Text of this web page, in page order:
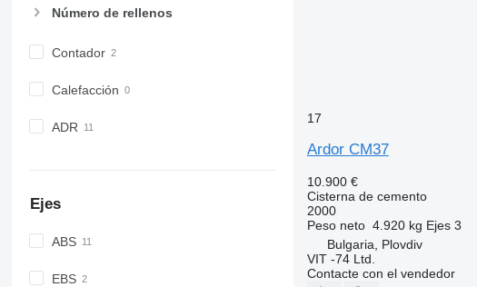
Número de rellenos
Contador
Calefacción
ADR
Ejes
ABS
EBS
17
Ardor CM37
10.900 €
Cisterna de cemento
2000
Peso neto 4.920 kg Ejes 3
Bulgaria, Plovdiv
VIT -74 Ltd.
Contacte con el vendedor